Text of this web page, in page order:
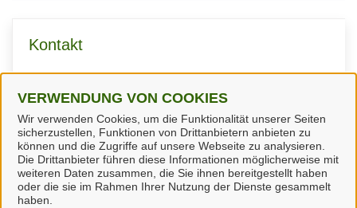
VERWENDUNG VON COOKIES
Wir verwenden Cookies, um die Funktionalität unserer Seiten
sicherzustellen, Funktionen von Drittanbietern anbieten zu
können und die Zugriffe auf unsere Webseite zu analysieren.
Die Drittanbieter führen diese Informationen möglicherweise mit
weiteren Daten zusammen, die Sie ihnen bereitgestellt haben
oder die sie im Rahmen Ihrer Nutzung der Dienste gesammelt
haben.
Kontakt
Bereich Elterngeld
Landkreis Uckermark